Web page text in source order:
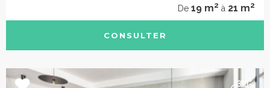
De 19 m2 à 21 m2
CONSULTER